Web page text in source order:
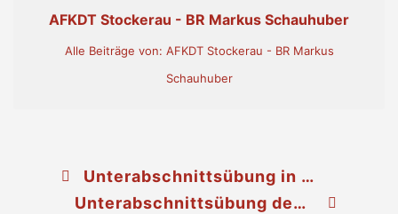
AFKDT Stockerau - BR Markus Schauhuber
Alle Beiträge von: AFKDT Stockerau - BR Markus
Schauhuber
Unterabschnittsübung in Hetzmannsdorf
Unterabschnittsübung des UA4 Sierndorf in Oberolberndorf